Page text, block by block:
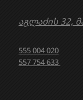
აგლაძის 32,
555 004 020
557 754 633